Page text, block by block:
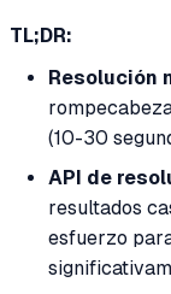
TL;DR:
Resolución
(10-30
API de
resultados
esfuerzo